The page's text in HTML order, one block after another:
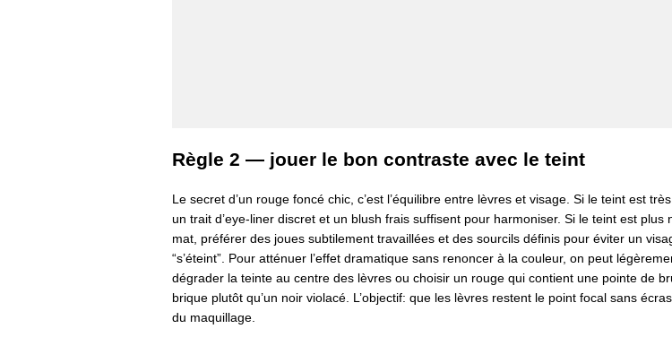
Règle 2 — jouer le bon contraste avec le teint
Le secret d’un rouge foncé chic, c’est l’équilibre entre lèvres et visage. Si le teint est
un trait d’eye-liner discret et un blush frais suffisent pour harmoniser. Si le teint est plus
mat, préférer des joues subtilement travaillées et des sourcils définis pour éviter un
“s’éteint”. Pour atténuer l’effet dramatique sans renoncer à la couleur, on peut
dégrader la teinte au centre des lèvres ou choisir un rouge qui contient une pointe de
brique plutôt qu’un noir violacé. L’objectif: que les lèvres restent le point focal sans
du maquillage.